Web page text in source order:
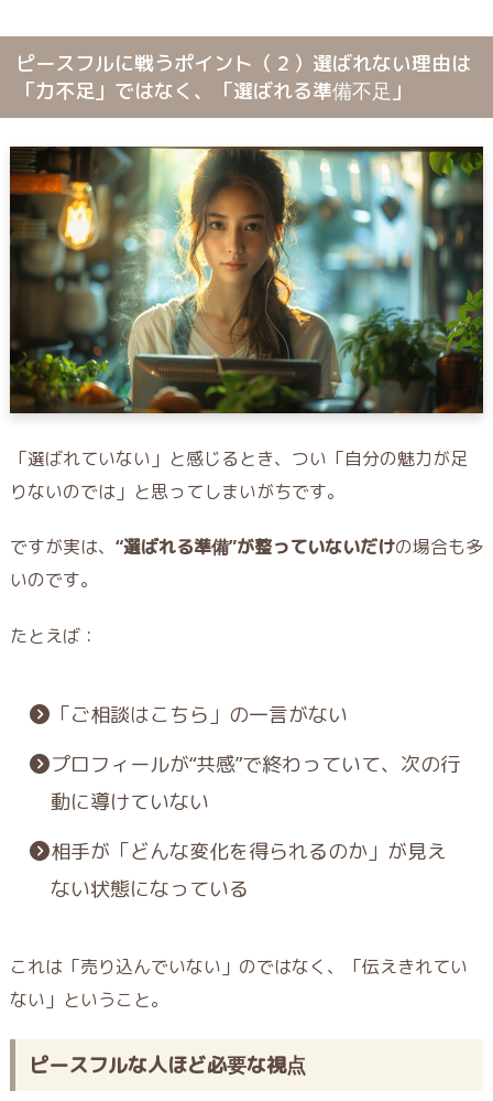
ピースフルに戦うポイント（２）選ばれない理由は
「力不足」ではなく、「選ばれる準備不足」
「選ばれていない」と感じるとき、つい「自分の魅力が足
りないのでは」と思ってしまいがちです。
ですが実は、 “選ばれる準備”が整っていないだけの場合も多
いのです。
たとえば：
「ご相談はこちら」の一言がない
プロフィールが“共感”で終わっていて、次の行
動に導けていない
相手が「どんな変化を得られるのか」が見え
ない状態になっている
これは「売り込んでいない」のではなく、「伝えきれてい
ない」ということ。
ピースフルな人ほど必要な視点